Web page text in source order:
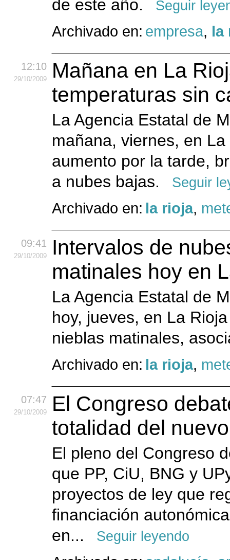
de este año. Seguir
Archivado en: empresa, la
12:10
29/10/2009
Mañana en La
temperaturas sin
La Agencia Estatal de
mañana, viernes, en
aumento por la tarde,
a nubes bajas.
Seguir
Archivado en: la rioja,
09:41
29/10/2009
Intervalos de
matinales hoy en
La Agencia Estatal de
hoy, jueves, en La
nieblas matinales,
Archivado en: la rioja,
07:47
29/10/2009
El Congreso
totalidad del
El pleno del Congreso
que PP, CiU, BNG y
proyectos de ley que
financiación
en...
Seguir leyendo